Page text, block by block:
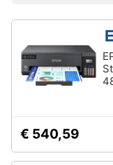
Audio
e
musica
Arredo
€ 540,59